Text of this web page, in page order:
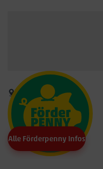
Alle Förderpenny Infos